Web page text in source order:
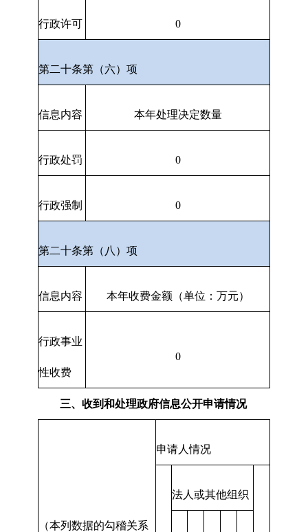
行政许可 0
第二十条第（六）项
信息内容 本年处理决定数量
行政处罚 0
行政强制 0
第二十条第（八）项
信息内容 本年收费金额（单位：万元）
行政事业
性收费
0
三、收到和处理政府信息公开申请情况
（本列数据的勾稽关系
申请人情况
法人或其他组织